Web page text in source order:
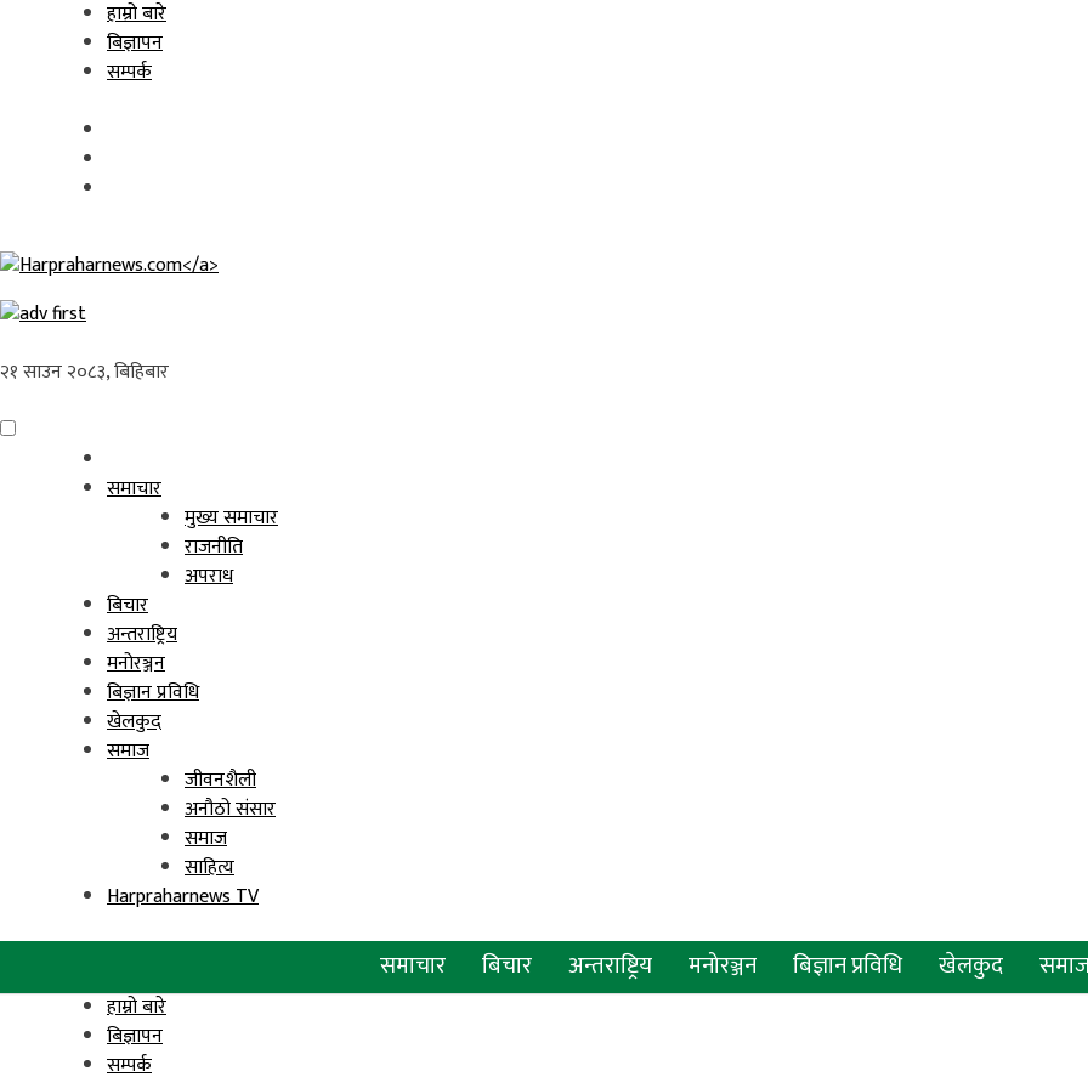
हाम्रो बारे
बिज्ञापन
सम्पर्क
२१ साउन २०८३, बिहिबार
समाचार
मुख्य समाचार
राजनीति
अपराध
बिचार
अन्तराष्ट्रिय
मनोरञ्जन
बिज्ञान प्रविधि
खेलकुद
समाज
जीवनशैली
अनौठो संसार
समाज
साहित्य
Harpraharnews TV
समाचार बिचार अन्तराष्ट्रिय मनोरञ्जन बिज्ञान प्रविधि खेलकुद
हाम्रो बारे
बिज्ञापन
सम्पर्क